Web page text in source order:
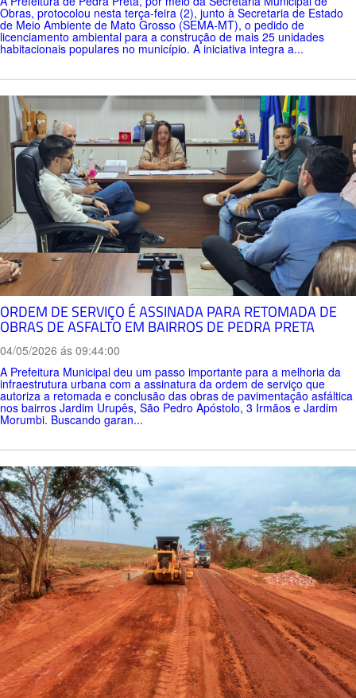
Obras, protocolou nesta terça-feira (2), junto à Secretaria de Estado
de Meio Ambiente de Mato Grosso (SEMA-MT), o pedido de
licenciamento ambiental para a construção de mais 25 unidades
habitacionais populares no município. A iniciativa integra a...
ORDEM DE SERVIÇO É ASSINADA PARA RETOMADA DE
OBRAS DE ASFALTO EM BAIRROS DE PEDRA PRETA
04/05/2026 ás 09:44:00
A Prefeitura Municipal deu um passo importante para a melhoria da
infraestrutura urbana com a assinatura da ordem de serviço que
autoriza a retomada e conclusão das obras de pavimentação asfáltica
nos bairros Jardim Urupês, São Pedro Apóstolo, 3 Irmãos e Jardim
Morumbi. Buscando garan...